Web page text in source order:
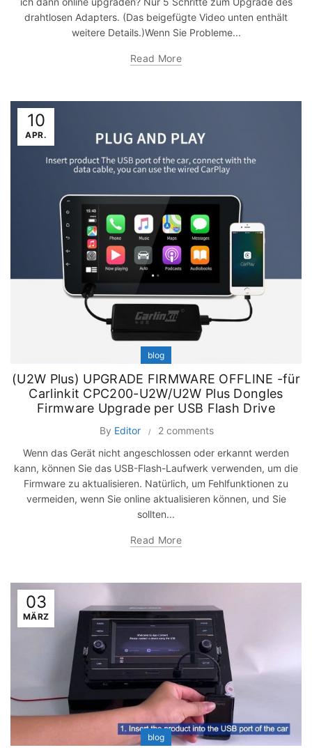
drahtlosen Adapters. (Das beigefügte Video unten enthält
weitere Details.)Wenn Sie Probleme...
Read More
10
APR.
blog
(U2W Plus) UPGRADE FIRMWARE OFFLINE -für
Carlinkit CPC200-U2W/U2W Plus Dongles
Firmware Upgrade per USB Flash Drive
By Editor
2 comments
Wenn das Gerät nicht angeschlossen oder erkannt werden
kann, können Sie das USB-Flash-Laufwerk verwenden, um die
Firmware zu aktualisieren. Natürlich, um Fehlfunktionen zu
vermeiden, wenn Sie online aktualisieren können, und Sie
sollten...
Read More
03
MÄRZ
blog